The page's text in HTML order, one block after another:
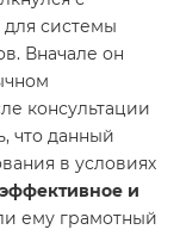
системы
Вначале он
консультации
что данный
в условиях
эффективное и
ему грамотный